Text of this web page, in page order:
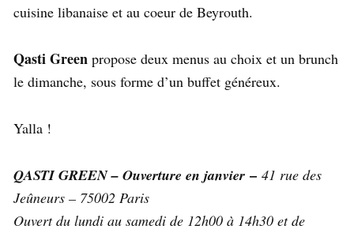
cuisine libanaise et au coeur de Beyrouth.
Qasti Green propose deux menus au choix et un brunch
le dimanche, sous forme d’un buffet généreux.
Yalla !
QASTI GREEN – Ouverture en janvier – 41 rue des
Jeûneurs – 75002 Paris
Ouvert du lundi au samedi de 12h00 à 14h30 et de